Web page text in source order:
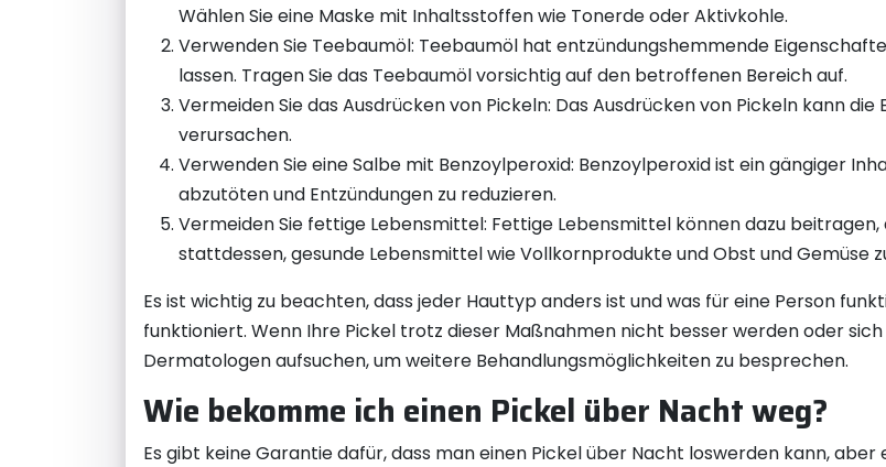
Wählen Sie eine Maske mit Inhaltsstoffen wie Tonerde oder Aktivkohle.
Verwenden Sie Teebaumöl: Teebaumöl hat entzündungshemmende
lassen. Tragen Sie das Teebaumöl vorsichtig auf den betroffenen Bereich auf.
Vermeiden Sie das Ausdrücken von Pickeln: Das Ausdrücken von Pickeln kann
verursachen.
Verwenden Sie eine Salbe mit Benzoylperoxid: Benzoylperoxid ist ein gängiger
abzutöten und Entzündungen zu reduzieren.
Vermeiden Sie fettige Lebensmittel: Fettige Lebensmittel können dazu
stattdessen, gesunde Lebensmittel wie Vollkornprodukte und Obst und Gemüse
Es ist wichtig zu beachten, dass jeder Hauttyp anders ist und was für eine Person
funktioniert. Wenn Ihre Pickel trotz dieser Maßnahmen nicht besser werden oder
Dermatologen aufsuchen, um weitere Behandlungsmöglichkeiten zu besprechen.
Wie bekomme ich einen Pickel über Nacht weg?
Es gibt keine Garantie dafür, dass man einen Pickel über Nacht loswerden kann,